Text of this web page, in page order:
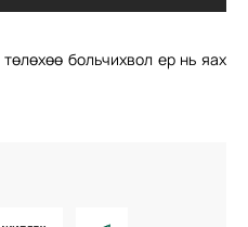
больчихвол ер нь яах